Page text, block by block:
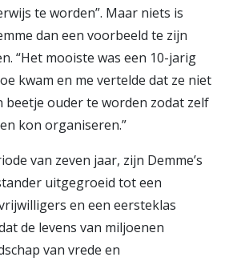
te worden”. Maar niets is
dan een voorbeeld te zijn
“Het mooiste was een 10-jarig
kwam en me vertelde dat ze niet
beetje ouder te worden zodat zelf
kon organiseren.”
van zeven jaar, zijn Demme’s
uitgegroeid tot een
en een eersteklas
de levens van miljoenen
van vrede en